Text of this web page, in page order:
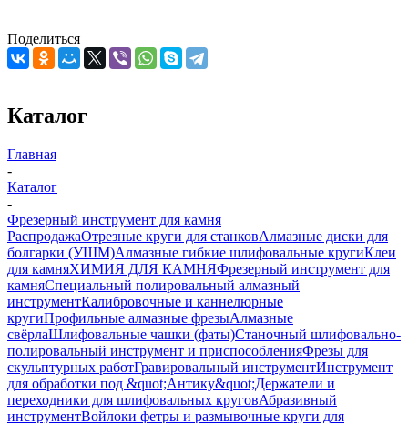
Поделиться
Каталог
Главная
-
Каталог
-
Фрезерный инструмент для камня
РаспродажаОтрезные круги для станковАлмазные диски для
болгарки (УШМ)Алмазные гибкие шлифовальные кругиКлеи
для камняХИМИЯ ДЛЯ КАМНЯФрезерный инструмент для
камняСпециальный полировальный алмазный
инструментКалибровочные и каннелюрные
кругиПрофильные алмазные фрезыАлмазные
свёрлаШлифовальные чашки (фаты)Станочный шлифовально-
полировальный инструмент и приспособленияФрезы для
скульптурных работГравировальный инструментИнструмент
для обработки под &quot;Антику&quot;Держатели и
переходники для шлифовальных круговАбразивный
инструментВойлоки фетры и размывочные круги для